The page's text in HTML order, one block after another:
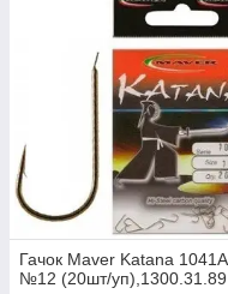
Гачок Maver Katana 1041A
№12 (20шт/уп),1300.31.89